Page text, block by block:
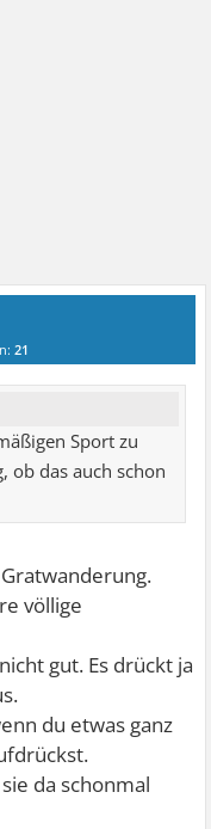
21
Sport zu
ob das auch schon
völlige
gut. Es drückt ja
du etwas ganz
da schonmal